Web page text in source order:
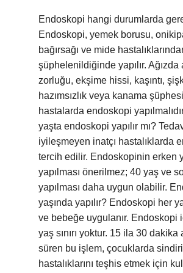
Endoskopi hangi durumlarda
Endoskopi, yemek borusu,
bağırsağı ve mide
şüphelenildiğinde yapılır. Ağızda
zorluğu, ekşime hissi, kaşıntı,
hazımsızlık veya kanama
hastalarda endoskopi
yaşta endoskopi yapılır mı?
iyileşmeyen inatçı hastalıklarda
tercih edilir. Endoskopinin erken
yapılması önerilmez; 40 yaş ve
yapılması daha uygun olabilir.
yaşında yapılır? Endoskopi her
ve bebeğe uygulanır. Endoskopi
yaş sınırı yoktur. 15 ila 30 dakika
süren bu işlem, çocuklarda
hastalıklarını teşhis etmek için